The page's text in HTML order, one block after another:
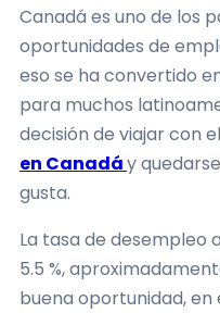
Canadá es uno de los
oportunidades de
eso se ha convertido
para muchos
decisión de viajar con
en Canadáy
gusta.
La tasa de desempleo
5.5 %,
buena oportunidad, en